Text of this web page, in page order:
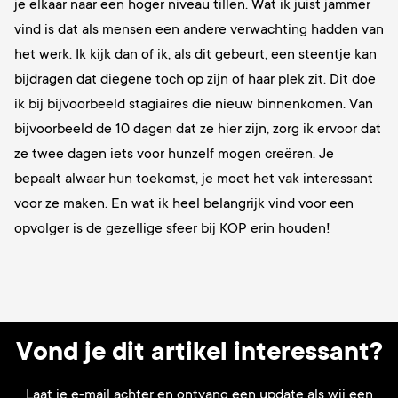
je elkaar naar een hoger niveau tillen. Wat ik juist jammer
vind is dat als mensen een andere verwachting hadden van
het werk. Ik kijk dan of ik, als dit gebeurt, een steentje kan
bijdragen dat diegene toch op zijn of haar plek zit. Dit doe
ik bij bijvoorbeeld stagiaires die nieuw binnenkomen. Van
bijvoorbeeld de 10 dagen dat ze hier zijn, zorg ik ervoor dat
ze twee dagen iets voor hunzelf mogen creëren. Je
bepaalt alwaar hun toekomst, je moet het vak interessant
voor ze maken. En wat ik heel belangrijk vind voor een
opvolger is de gezellige sfeer bij KOP erin houden!
Vond je dit artikel interessant?